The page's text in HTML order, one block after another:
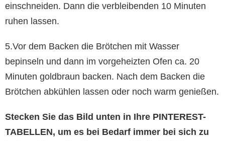
einschneiden. Dann die verbleibenden 10 Minuten
ruhen lassen.
5.Vor dem Backen die Brötchen mit Wasser
bepinseln und dann im vorgeheizten Ofen ca. 20
Minuten goldbraun backen. Nach dem Backen die
Brötchen abkühlen lassen oder noch warm genießen.
Stecken Sie das Bild unten in Ihre PINTEREST-
TABELLEN, um es bei Bedarf immer bei sich zu